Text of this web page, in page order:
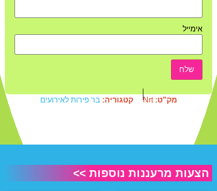
אימייל
מק"ט:Nrt קטגוריה: בר פירות לאירועים
הצעות מרעננות נוספות >>